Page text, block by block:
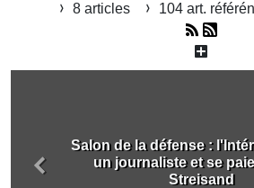
8 articles 104 art.
Salon de la défense :
un journaliste et se
Streisand
Précédent